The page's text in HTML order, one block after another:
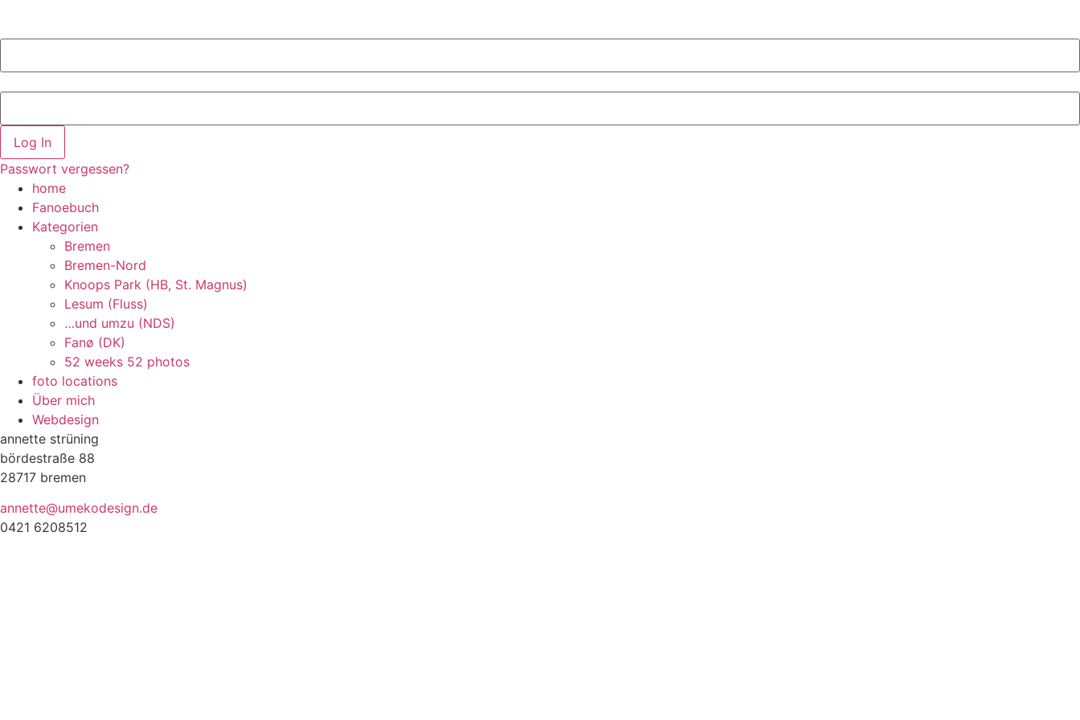
Log In
Passwort vergessen?
home
Fanoebuch
Kategorien
Bremen
Bremen-Nord
Knoops Park (HB, St. Magnus)
Lesum (Fluss)
…und umzu (NDS)
Fanø (DK)
52 weeks 52 photos
foto locations
Über mich
Webdesign
annette strüning
bördestraße 88
28717 bremen
annette@umekodesign.de
0421 6208512